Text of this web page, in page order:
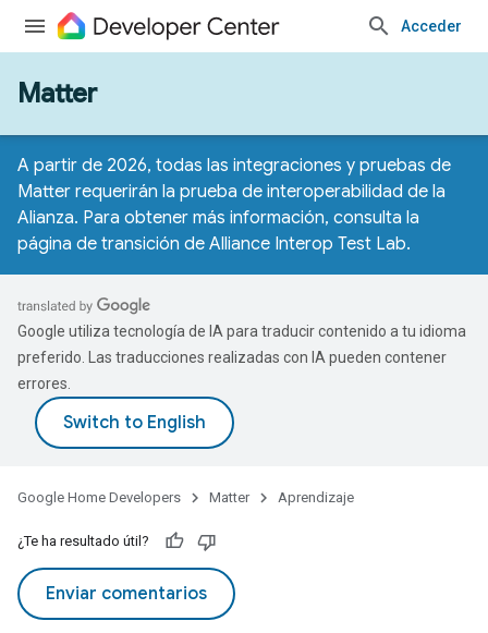
Acceder
Matter
A partir de 2026, todas las integraciones y pruebas de
Matter requerirán la prueba de interoperabilidad de la
Alianza. Para obtener más información, consulta la
página de transición de Alliance Interop Test Lab.
Google utiliza tecnología de IA para traducir contenido a tu idioma
preferido. Las traducciones realizadas con IA pueden contener
errores.
Google Home Developers Matter Aprendizaje
¿Te ha resultado útil?
Enviar comentarios